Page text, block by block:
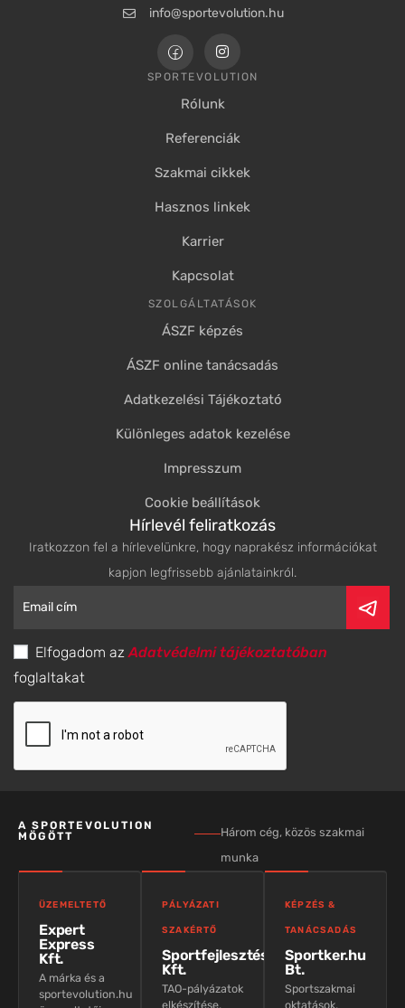
info@sportevolution.hu
SPORTEVOLUTION
Rólunk
Referenciák
Szakmai cikkek
Hasznos linkek
Karrier
Kapcsolat
SZOLGÁLTATÁSOK
ÁSZF képzés
ÁSZF online tanácsadás
Adatkezelési Tájékoztató
Különleges adatok kezelése
Impresszum
Cookie beállítások
Hírlevél feliratkozás
Iratkozzon fel a hírlevelünkre, hogy naprakész információkat
kapjon legfrissebb ajánlatainkról.
Elfogadom azAdatvédelmi tájékoztatóban
foglaltakat
A SPORTEVOLUTION
MÖGÖTT
Három cég, közös szakmai
munka
ÜZEMELTETŐ
Expert
Express
Kft.
A márka és a
sportevolution.hu
PÁLYÁZATI
SZAKÉRTŐ
Sportfejlesztés
Kft.
TAO-pályázatok
elkészítése,
KÉPZÉS &
TANÁCSADÁS
Sportker.hu
Bt.
Sportszakmai
oktatások,